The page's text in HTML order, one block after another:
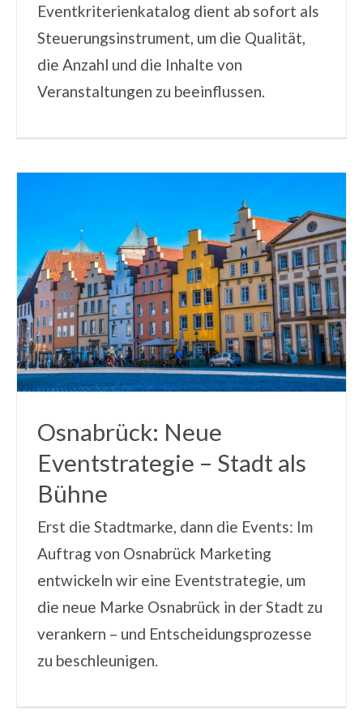
Eventkriterienkatalog dient ab sofort als
Steuerungsinstrument, um die Qualität,
die Anzahl und die Inhalte von
Veranstaltungen zu beeinflussen.
Osnabrück: Neue
Eventstrategie – Stadt als
Bühne
Erst die Stadtmarke, dann die Events: Im
Auftrag von Osnabrück Marketing
entwickeln wir eine Eventstrategie, um
die neue Marke Osnabrück in der Stadt zu
verankern – und Entscheidungsprozesse
zu beschleunigen.